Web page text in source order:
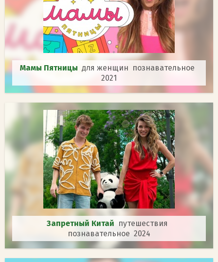
Мамы Пятницы для женщин познавательное
2021
Запретный Китай путешествия
познавательное 2024